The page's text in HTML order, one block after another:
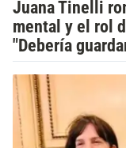
Juana Tinelli
mental y el rol
"Debería